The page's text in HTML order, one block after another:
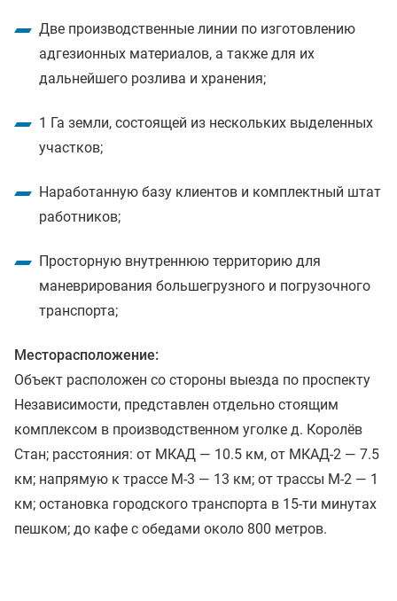
Две производственные линии по изготовлению
адгезионных материалов, а также для их
дальнейшего розлива и хранения;
1 Га земли, состоящей из нескольких выделенных
участков;
Наработанную базу клиентов и комплектный штат
работников;
Просторную внутреннюю территорию для
маневрирования большегрузного и погрузочного
транспорта;
Месторасположение:
Объект расположен со стороны выезда по проспекту
Независимости, представлен отдельно стоящим
комплексом в производственном уголке д. Королёв
Стан; расстояния: от МКАД — 10.5 км, от МКАД-2 — 7.5
км; напрямую к трассе М-3 — 13 км; от трассы М-2 — 1
км; остановка городского транспорта в 15-ти минутах
пешком; до кафе с обедами около 800 метров.